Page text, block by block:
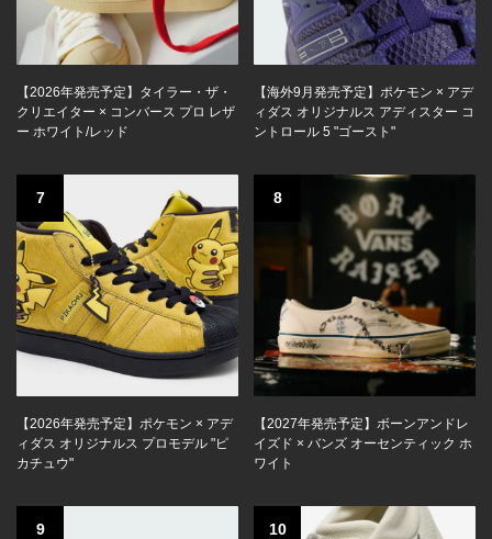
【2026年発売予定】タイラー・ザ・
クリエイター × コンバース プロ レザ
ー ホワイト/レッド
【海外9月発売予定】ポケモン × アデ
ィダス オリジナルス アディスター コ
ントロール 5 "ゴースト"
7
【2026年発売予定】ポケモン × アデ
ィダス オリジナルス プロモデル "ピ
カチュウ"
8
【2027年発売予定】ボーンアンドレ
イズド × バンズ オーセンティック ホ
ワイト
9 10